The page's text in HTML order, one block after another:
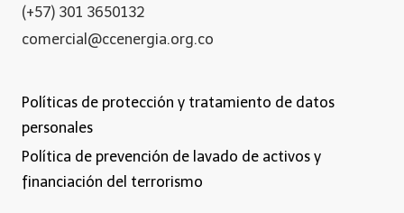
(+57) 301 3650132
comercial@ccenergia.org.co
Políticas de protección y tratamiento de datos
personales
Política de prevención de lavado de activos y
financiación del terrorismo